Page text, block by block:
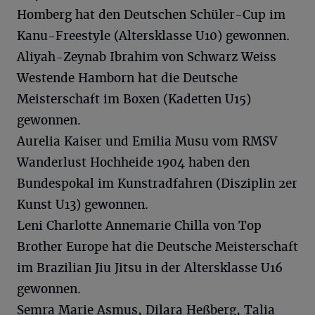
Homberg hat den Deutschen Schüler-Cup im
Kanu-Freestyle (Altersklasse U10) gewonnen.
Aliyah-Zeynab Ibrahim von Schwarz Weiss
Westende Hamborn hat die Deutsche
Meisterschaft im Boxen (Kadetten U15)
gewonnen.
Aurelia Kaiser und Emilia Musu vom RMSV
Wanderlust Hochheide 1904 haben den
Bundespokal im Kunstradfahren (Disziplin 2er
Kunst U13) gewonnen.
Leni Charlotte Annemarie Chilla von Top
Brother Europe hat die Deutsche Meisterschaft
im Brazilian Jiu Jitsu in der Altersklasse U16
gewonnen.
Semra Marie Asmus, Dilara Heßberg, Talia